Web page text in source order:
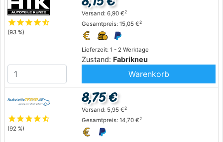
starstarstarstarstar_half
(93 %)
Lieferzeit: 1 - 2 Werktage
Zustand: Fabrikneu
Versand: 6,90 €2
Gesamtpreis: 15,05 €2
Warenkorb
starstarstarstarstar_half
(92 %)
8,75 €
Versand: 5,95 €2
Gesamtpreis: 14,70 €2